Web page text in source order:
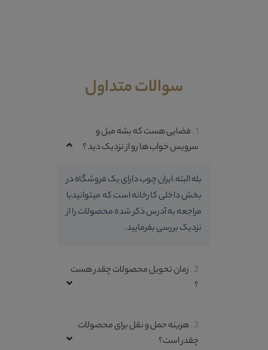
سوالات متداول
1 . فضایی هست که بشه مبل و
سرویس خواب ها رو از نزدیک دید ؟
بله البته.ایران چوب دارای یک فروشگاه در
بخش داخلی کارخانه است که میتوانیدبا
مراجعه به آدرس ذکر شده محصولات را از
نزدیک بررسی بفرمایید.
2 . زمان تحویل محصولات چقدر هست
؟
3 . هزینه حمل و نقل برای محصولات
چقدر است؟